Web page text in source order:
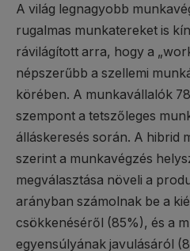
A világ legnagyobb
rugalmas munkatereket is
rávilágított arra, hogy a
népszerűbb a szellemi
körében. A munkavállalók
szempont a tetszőleges
álláskeresés során. A hibrid
szerint a munkavégzés
megválasztása növeli a
arányban számolnak be a
csökkenéséről (85%), és a
egyensúlyának javulásáról